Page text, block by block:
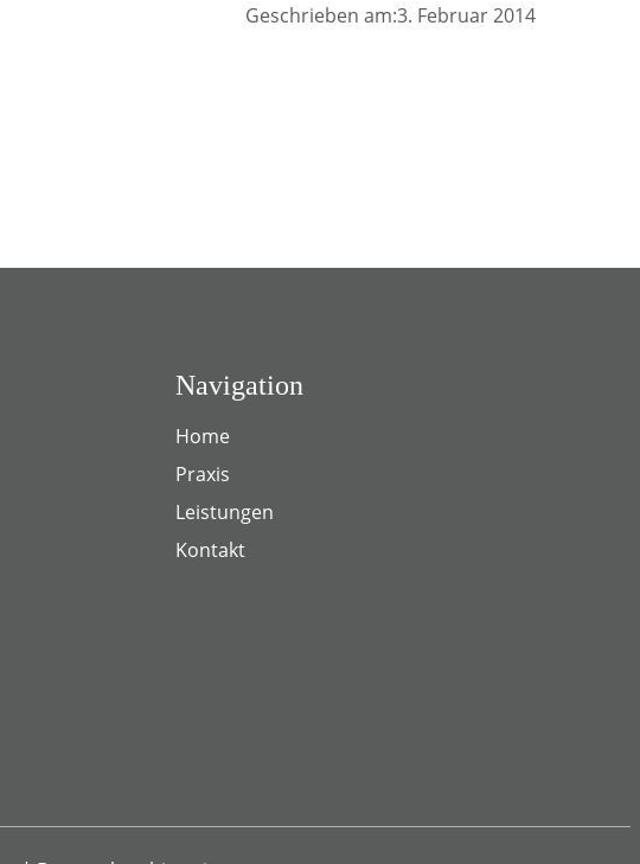
Geschrieben am:3. Februar 2014
Navigation
Home
Praxis
Leistungen
Kontakt